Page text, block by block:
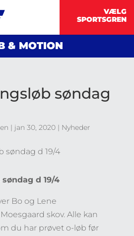
& MOTION
søndag
| jan 30, 2020| Nyheder
d 19/4
Bo og Lene
skov. Alle kan
du har prøvet o-løb før